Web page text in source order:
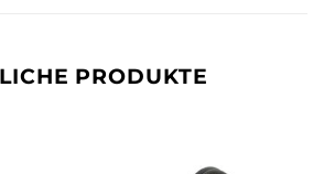
PRODUKTE